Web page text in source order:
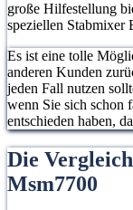
große Hilfestellung
speziellen Stabmixer
Es ist eine tolle
anderen Kunden
jeden Fall nutzen
wenn Sie sich schon
entschieden haben,
Die
Msm7700